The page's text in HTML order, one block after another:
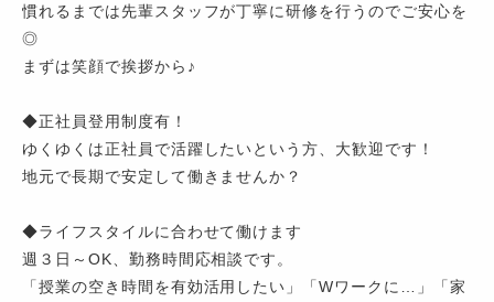
慣れるまでは先輩スタッフが丁寧に研修を行うのでご安心を
◎
まずは笑顔で挨拶から♪
◆正社員登用制度有！
ゆくゆくは正社員で活躍したいという方、大歓迎です！
地元で長期で安定して働きませんか？
◆ライフスタイルに合わせて働けます
週３日～OK、勤務時間応相談です。
「授業の空き時間を有効活用したい」「Wワークに…」「家